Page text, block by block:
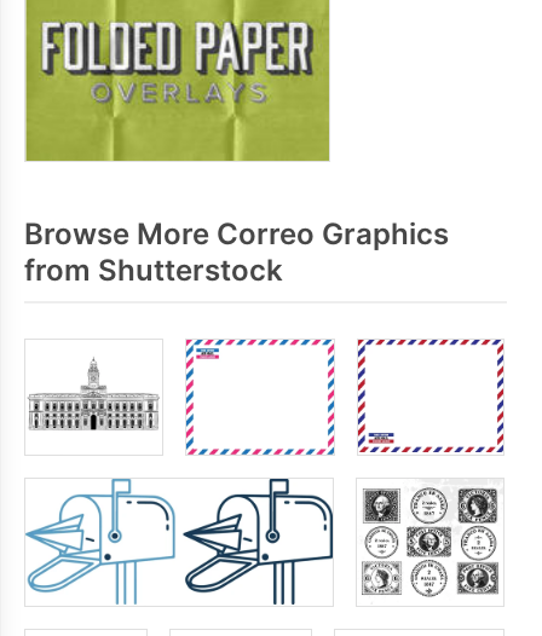
Browse More Correo Graphics
from Shutterstock